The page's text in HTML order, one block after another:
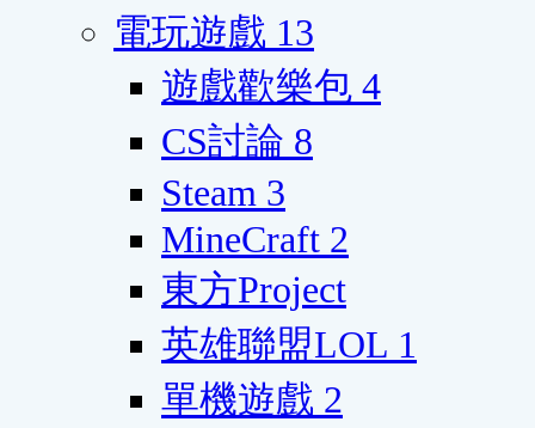
電玩遊戲 13
遊戲歡樂包 4
CS討論 8
Steam 3
MineCraft 2
東方Project
英雄聯盟LOL 1
單機遊戲 2